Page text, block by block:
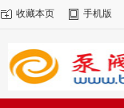
收藏本页 手机版